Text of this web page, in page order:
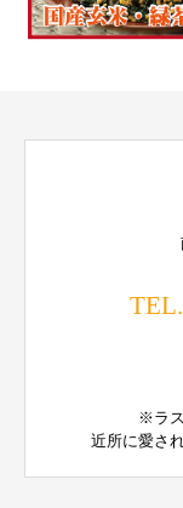
TEL.
※ラ
近所に愛さ